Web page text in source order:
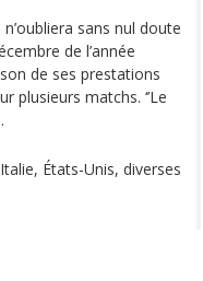
sans nul doute
de l’année
de ses prestations
plusieurs matchs. ‘’Le
États-Unis, diverses